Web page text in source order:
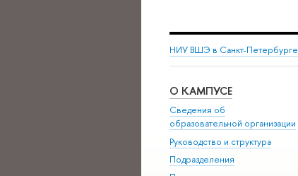
НИУ ВШЭ в Санкт-Петербурге
О КАМПУСЕ
Сведения об
образовательной организации
Руководство и структура
Подразделения